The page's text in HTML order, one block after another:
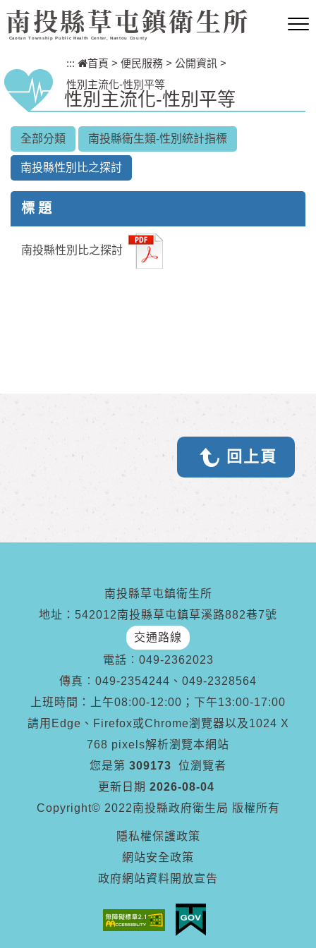
跳到主要內容區塊
南投縣草屯鎮衛生所
Caotun Township Public Health Center, Nantou County
::: 首頁 > 便民服務 > 公開資訊 >
性別主流化-性別平等
性別主流化-性別平等
全部分類 南投縣衛生類-性別統計指標
南投縣性別比之探討
標 題
南投縣性別比之探討
回上頁
南投縣草屯鎮衛生所
地址：542012南投縣草屯鎮草溪路882巷7號
交通路線
電話︰ 049-2362023
傳真︰ 049-2354244、049-2328564
上班時間：上午08:00-12:00；下午13:00-17:00
請用Edge、Firefox或Chrome瀏覽器以及1024 X
768 pixels解析瀏覽本網站
您是第 309173
位瀏覽者
更新日期 2026-08-04
Copyright© 2022南投縣政府衛生局 版權所有
隱私權保護政策
網站安全政策
政府網站資料開放宣告